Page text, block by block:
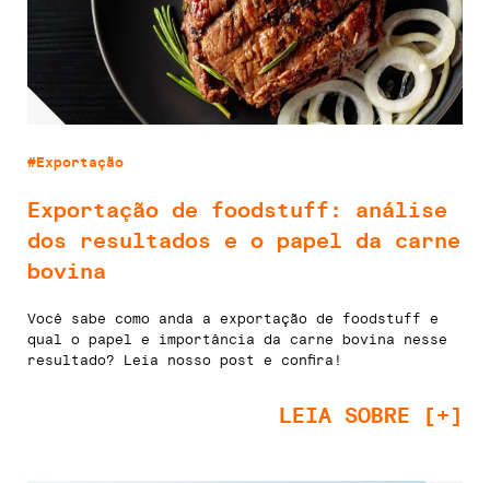
#Exportação
Exportação de foodstuff: análise
dos resultados e o papel da carne
bovina
Você sabe como anda a exportação de foodstuff e
qual o papel e importância da carne bovina nesse
resultado? Leia nosso post e confira!
LEIA SOBRE [+]